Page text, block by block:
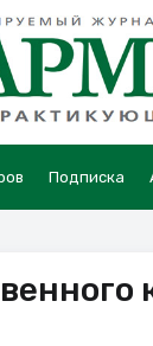
Подписка